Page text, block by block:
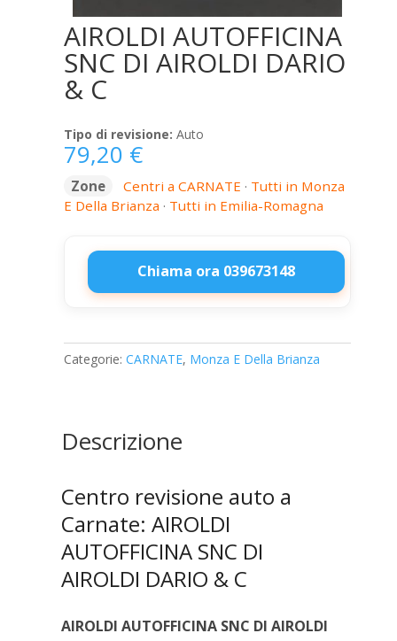
AIROLDI AUTOFFICINA
SNC DI AIROLDI DARIO
& C
Tipo di revisione: Auto
79,20 €
Zone Centri a CARNATE · Tutti in Monza
E Della Brianza · Tutti in Emilia-Romagna
Chiama ora 039673148
AIROLDI
SNC
DI
C
Categorie: CARNATE, Monza E Della Brianza
Descrizione
Centro revisione auto a
Carnate: AIROLDI
AUTOFFICINA SNC DI
AIROLDI DARIO & C
AIROLDI AUTOFFICINA SNC DI AIROLDI